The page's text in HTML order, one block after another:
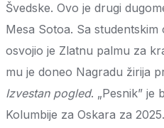
Švedske. Ovo je drugi
Mesa Sotoa. Sa studentskim
osvojio je Zlatnu palmu za
mu je doneo Nagradu žirija
Izvestan pogled. „Pesnik” je
Kolumbije za Oskara za